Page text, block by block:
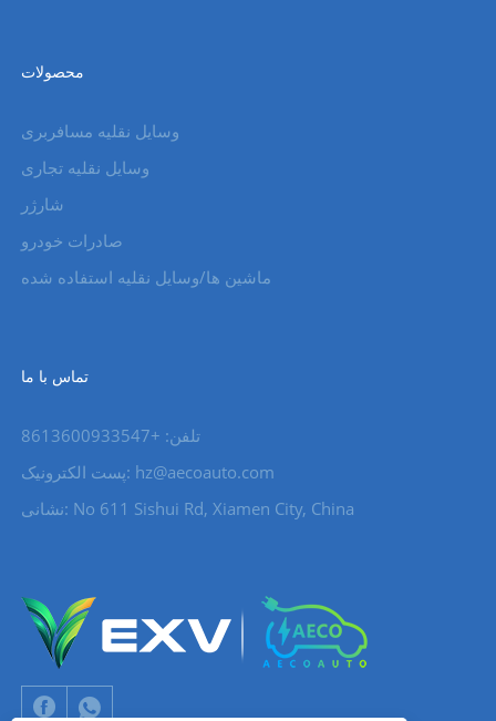
محصولات
وسایل نقلیه مسافربری
وسایل نقلیه تجاری
شارژر
صادرات خودرو
ماشین ها/وسایل نقلیه استفاده شده
تماس با ما
تلفن: +8613600933547
پست الکترونیک: hz@aecoauto.com
نشانی: No 611 Sishui Rd, Xiamen City, China